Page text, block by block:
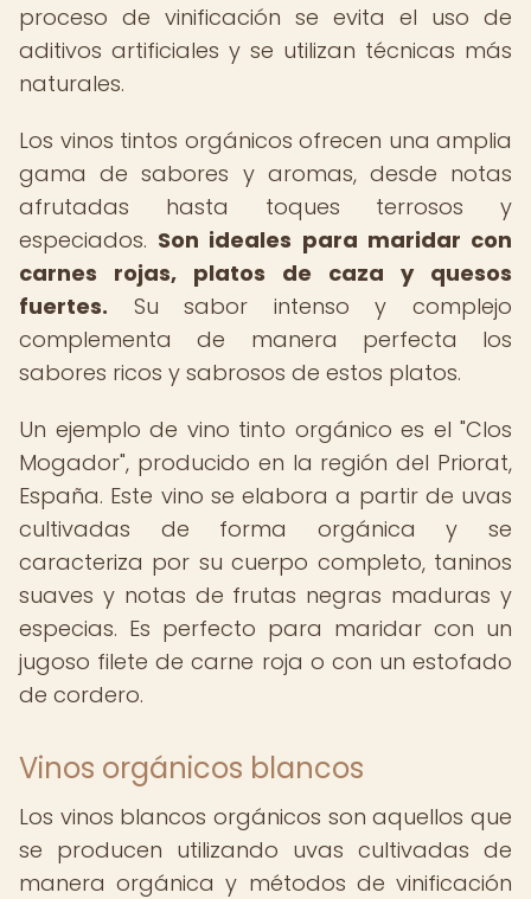
proceso de vinificación se evita el uso de
aditivos artificiales y se utilizan técnicas más
naturales.
Los vinos tintos orgánicos ofrecen una amplia
gama de sabores y aromas, desde notas
afrutadas hasta toques terrosos y
especiados. Son ideales para maridar con
carnes rojas, platos de caza y quesos
fuertes. Su sabor intenso y complejo
complementa de manera perfecta los
sabores ricos y sabrosos de estos platos.
Un ejemplo de vino tinto orgánico es el "Clos
Mogador", producido en la región del Priorat,
España. Este vino se elabora a partir de uvas
cultivadas de forma orgánica y se
caracteriza por su cuerpo completo, taninos
suaves y notas de frutas negras maduras y
especias. Es perfecto para maridar con un
jugoso filete de carne roja o con un estofado
de cordero.
Vinos orgánicos blancos
Los vinos blancos orgánicos son aquellos que
se producen utilizando uvas cultivadas de
manera orgánica y métodos de vinificación